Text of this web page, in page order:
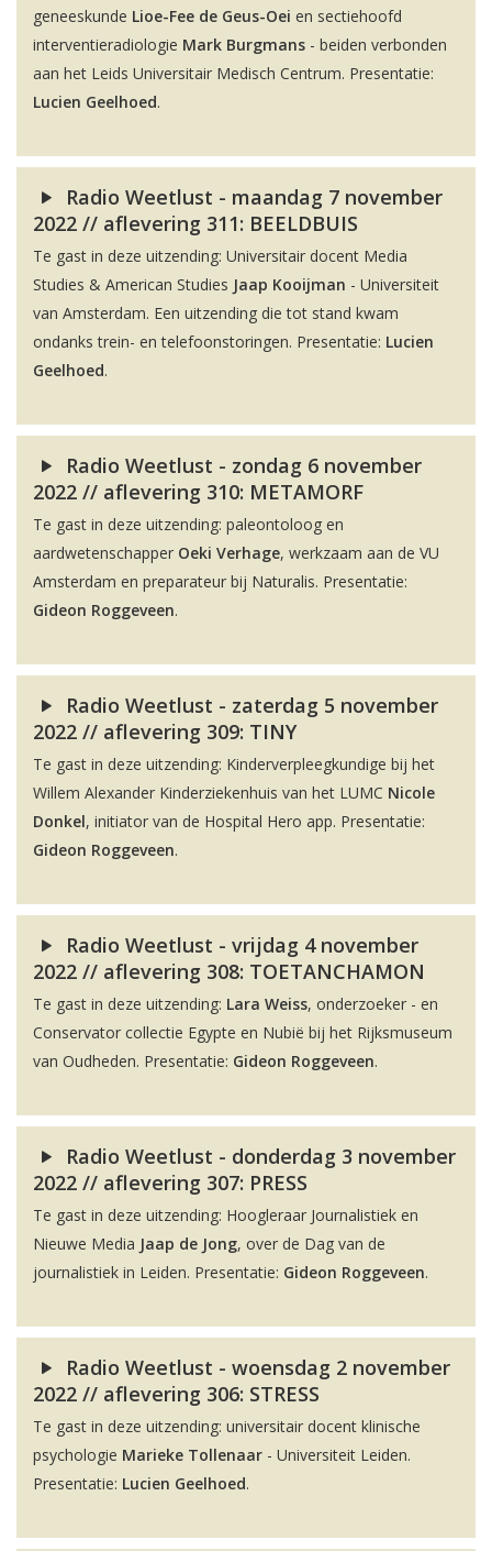
geneeskunde Lioe-Fee de Geus-Oei en sectiehoofd
interventieradiologie Mark Burgmans - beiden verbonden
aan het Leids Universitair Medisch Centrum. Presentatie:
Lucien Geelhoed.
Radio Weetlust - maandag 7 november
2022 // aflevering 311: BEELDBUIS
Te gast in deze uitzending: Universitair docent Media
Studies & American Studies Jaap Kooijman - Universiteit
van Amsterdam. Een uitzending die tot stand kwam
ondanks trein- en telefoonstoringen. Presentatie: Lucien
Geelhoed.
Radio Weetlust - zondag 6 november
2022 // aflevering 310: METAMORF
Te gast in deze uitzending: paleontoloog en
aardwetenschapper Oeki Verhage, werkzaam aan de VU
Amsterdam en preparateur bij Naturalis. Presentatie:
Gideon Roggeveen.
Radio Weetlust - zaterdag 5 november
2022 // aflevering 309: TINY
Te gast in deze uitzending: Kinderverpleegkundige bij het
Willem Alexander Kinderziekenhuis van het LUMC Nicole
Donkel, initiator van de Hospital Hero app. Presentatie:
Gideon Roggeveen.
Radio Weetlust - vrijdag 4 november
2022 // aflevering 308: TOETANCHAMON
Te gast in deze uitzending: Lara Weiss, onderzoeker - en
Conservator collectie Egypte en Nubië bij het Rijksmuseum
van Oudheden. Presentatie: Gideon Roggeveen.
Radio Weetlust - donderdag 3 november
2022 // aflevering 307: PRESS
Te gast in deze uitzending: Hoogleraar Journalistiek en
Nieuwe Media Jaap de Jong, over de Dag van de
journalistiek in Leiden. Presentatie: Gideon Roggeveen.
Radio Weetlust - woensdag 2 november
2022 // aflevering 306: STRESS
Te gast in deze uitzending: universitair docent klinische
psychologie Marieke Tollenaar - Universiteit Leiden.
Presentatie: Lucien Geelhoed.